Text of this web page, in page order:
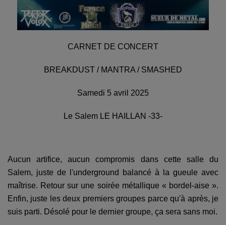
CARNET DE CONCERT
BREAKDUST / MANTRA / SMASHED
Samedi 5 avril 2025
Le Salem LE HAILLAN -33-
Aucun artifice, aucun compromis dans cette salle du
Salem, juste de l'underground balancé à la gueule avec
maîtrise. Retour sur une soirée métallique « bordel-aise ».
Enfin, juste les deux premiers groupes parce qu'à après, je
suis parti. Désolé pour le dernier groupe, ça sera sans moi.